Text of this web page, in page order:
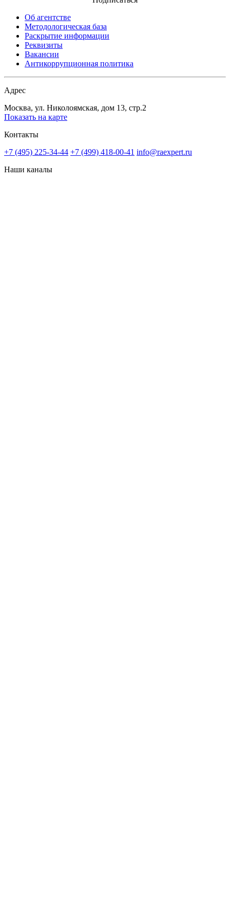
Об агентстве
Методологическая база
Раскрытие информации
Реквизиты
Вакансии
Антикоррупционная политика
Адрес
Москва, ул. Николоямская, дом 13, стр.2
Показать на карте
Контакты
+7 (495) 225-34-44 +7 (499) 418-00-41 info@raexpert.ru
Наши каналы